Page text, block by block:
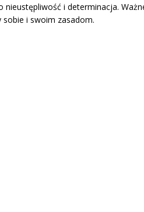
nieustępliwość i determinacja.
i swoim zasadom.